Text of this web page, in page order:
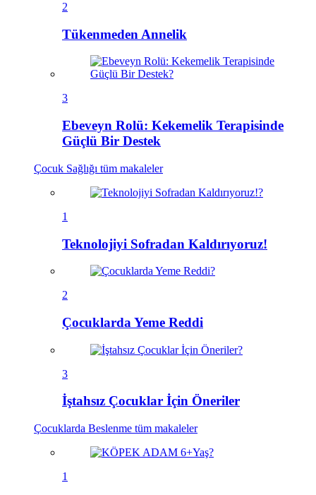
2
Tükenmeden Annelik
3
Ebeveyn Rolü: Kekemelik Terapisinde
Güçlü Bir Destek
Çocuk Sağlığı tüm makaleler
1
Teknolojiyi Sofradan Kaldırıyoruz!
2
Çocuklarda Yeme Reddi
3
İştahsız Çocuklar İçin Öneriler
Çocuklarda Beslenme tüm makaleler
1